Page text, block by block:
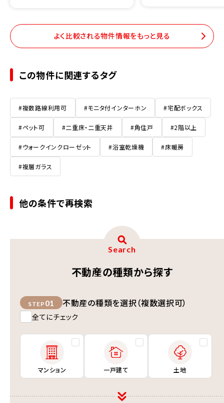
よく比較される物件情報をもっと見る
この物件に関連するタグ
#複数路線利用可 #モニタ付インターホン #宅配ボックス
#ペット可 #二重床・二重天井 #角住戸 #2階以上
#ウォークインクローゼット #浴室乾燥機 #床暖房
#複層ガラス
他の条件で再検索
Search
不動産の種類から探す
STEP 01 不動産の種類を選択（複数選択可）
全てにチェック
マンション 一戸建て 土地